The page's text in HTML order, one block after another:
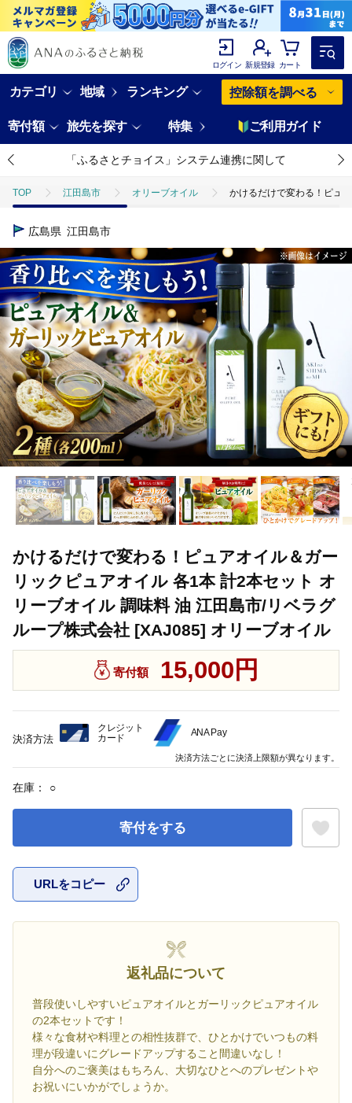
ログイン 新規登録 カート
カテゴリ 地域 ランキング 控除額を調べる
寄付額 旅先を探す 特集 ご利用ガイド
「ふるさとチョイス」システム連携に関して
TOP 江田島市 オリーブオイル かけるだけで変わる！ピュ
広島県 江田島市
かけるだけで変わる！ピュアオイル＆ガー
リックピュアオイル 各1本 計2本セット オ
リーブオイル 調味料 油 江田島市/リベラグ
ループ株式会社 [XAJ085] オリーブオイル
寄付額 15,000円
在庫： ○
寄付をする
URLをコピー
返礼品について
普段使いしやすいピュアオイルとガーリックピュアオイル
の2本セットです！
様々な食材や料理との相性抜群で、ひとかけでいつもの料
理が段違いにグレードアップすること間違いなし！
自分へのご褒美はもちろん、大切なひとへのプレゼントや
お祝いにいかがでしょうか。
決済方法
クレジット
カード
ANA Pay
決済方法ごとに決済上限額が異なります。